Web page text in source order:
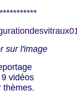
sur l'image
vidéos
thèmes.